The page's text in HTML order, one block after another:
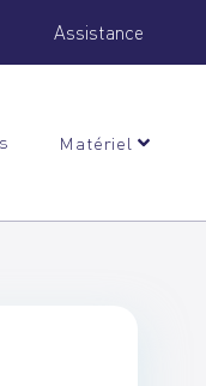
Assistance
Matériel